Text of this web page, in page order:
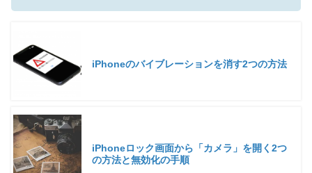
iPhoneのバイブレーションを消す2つの方法
iPhoneロック画面から「カメラ」を開く2つ
の方法と無効化の手順